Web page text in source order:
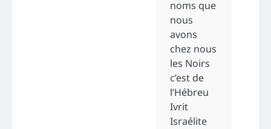
noms que
nous
avons
chez nous
les Noirs
c’est de
l’Hébreu
Ivrit
Israélite